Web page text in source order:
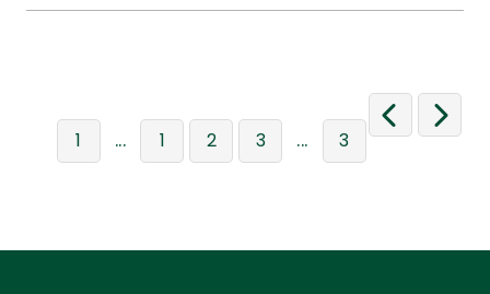
1 ... 1 2 3 ... 3